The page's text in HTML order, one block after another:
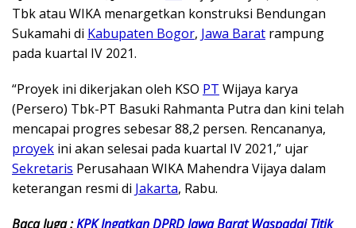
Tbk atau WIKA menargetkan konstruksi Bendungan
Sukamahi di Kabupaten Bogor, Jawa Barat rampung
pada kuartal IV 2021.
“Proyek ini dikerjakan oleh KSO PT Wijaya karya
(Persero) Tbk-PT Basuki Rahmanta Putra dan kini telah
mencapai progres sebesar 88,2 persen. Rencananya,
proyek ini akan selesai pada kuartal IV 2021,” ujar
Sekretaris Perusahaan WIKA Mahendra Vijaya dalam
keterangan resmi di Jakarta, Rabu.
Baca Juga :KPK Ingatkan DPRD Jawa Barat Waspadai Titik